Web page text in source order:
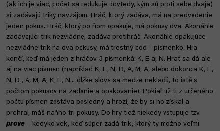
(ak ich je viac, počet sa redukuje dovtedy, kým sú proti sebe dvaja)
si zadávajú triky navzájom. Hráč, ktorý zadáva, má na predvedenie
jeden pokus. Hráč, ktorý po ňom opakuje, má pokusy dva. Akonáhle
zadávajúci trik nezvládne, zadáva protihráč. Akonáhle opakujúce
nezvládne trik na dva pokusy, má trestný bod - písmenko. Hra
končí, keď má jeden z hráčov 3 písmenká: K, E aj N. Hrať sa dá ale
aj na viac písmen (napríklad K, E, N, D, A, M, A, alebo dokonca K, E,
N, D , A, M, A, K, E, N... dĺžke slova sa medze nekladú, to isté s
počtom pokusov na zadanie a opakovanie). Pokiaľ už ti z určeného
počtu písmen zostáva posledný a hrozí, že by si ho získal a
prehral, máš naňho tri pokusy. Do hry tiež niekedy vstupuje tzv.
prove – kedykoľvek, keď súper zadá trik, ktorý ty možno veľmi